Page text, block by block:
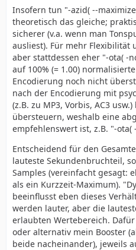
Insofern tun "-azid( --
theoretisch das gleiche;
sicherer (v.a. wenn man
ausliest). Für mehr Flexibilität
aber stattdessen eher "-ota( -
auf 100% (= 1.00)
Encodierung noch nicht
nach der Encodierung mit
(z.B. zu MP3, Vorbis, AC3
übersteuern, weshalb eine
empfehlenswert ist, z.B. "-ota(
Entscheidend für den
lauteste Sekundenbruchteil,
Samples (vereinfacht gesagt:
als ein Kurzzeit-Maximum).
beeinflusst eben dieses
werden lauter, aber die
erlaubten Wertebereich.
oder alternativ mein Booster
beide nacheinander), jeweils